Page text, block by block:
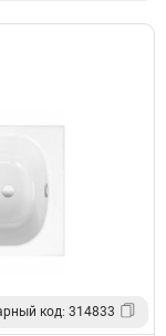
код: 314833